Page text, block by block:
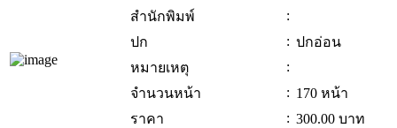
สำนักพิมพ์
:
ปก
: ปกอ่อน
หมายเหตุ
:
จำนวนหน้า
: 170 หน้า
ราคา
: 300.00 บาท